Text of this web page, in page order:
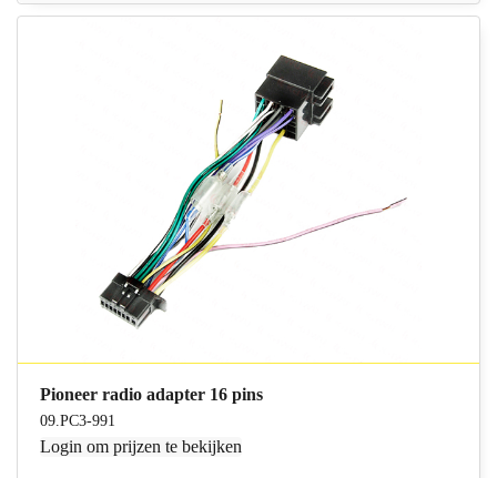
Pioneer radio adapter 16 pins
09.PC3-991
Login om prijzen te bekijken